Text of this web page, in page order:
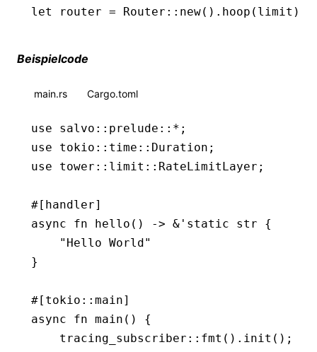
let
router = Router :: new() . hoop (limit)
Beispielcode
main.rs Cargo.toml
use salvo :: prelude ::* ;
use tokio :: time :: Duration ;
use tower :: limit :: RateLimitLayer ;
#[handler]
async fn hello () -> & ' static str {
    "Hello World"
}
#[tokio :: main]
async fn main () {
    tracing_subscriber
:: fmt () . init ();